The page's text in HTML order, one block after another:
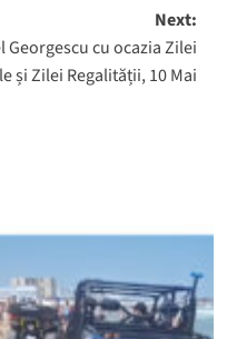
Next:
cu ocazia Zilei
și Zilei Regalității, 10 Mai